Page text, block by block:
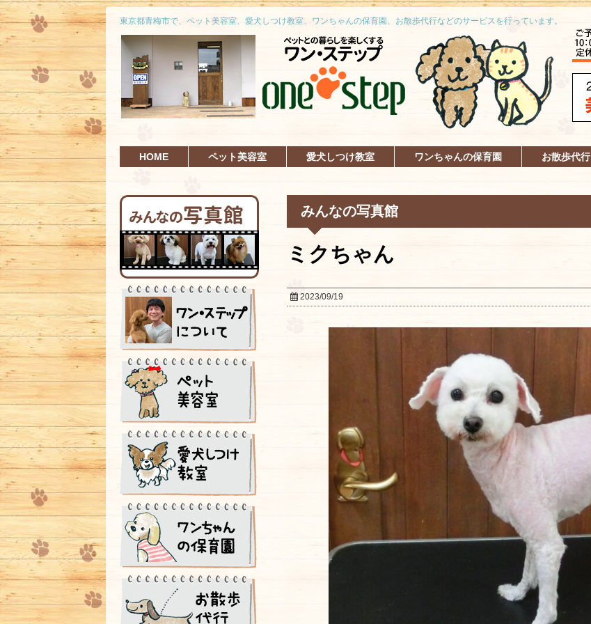
東京都青梅市で、ペット美容室、愛犬しつけ教室、ワンちゃんの保育園、お散歩代行などのサービスを行っています。
HOME ペット美容室 愛犬しつけ教室 ワンちゃんの保育園 お散歩代行
みんなの写真館
ミクちゃん
2023/09/19